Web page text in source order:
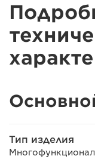
Тип изделия